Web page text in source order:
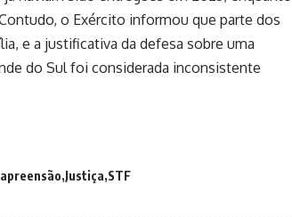
o Exército informou que parte dos
e a justificativa da defesa sobre uma
do Sul foi considerada inconsistente
Justiça STF